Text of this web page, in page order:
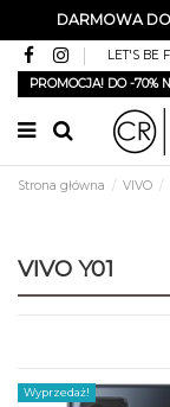
DARMOWA
LET'S BE
PROMOCJA! DO -70%
Strona główna VIVO
VIVO Y01
Wyprzedaż!